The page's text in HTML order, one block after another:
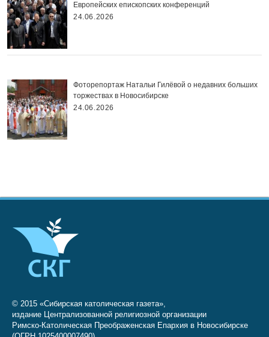
Европейских епископских конференций
24.06.2026
Фоторепортаж Натальи Гилёвой о недавних больших
торжествах в Новосибирске
24.06.2026
© 2015 «Сибирская католическая газета»,
издание Централизованной религиозной организации
Римско-Католическая Преображенская Епархия в Новосибирске